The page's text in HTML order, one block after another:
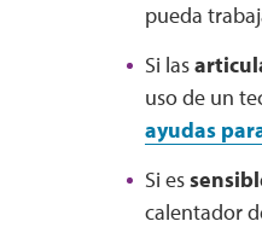
pueda
Si las
uso de un
ayudas
Si es
calentador